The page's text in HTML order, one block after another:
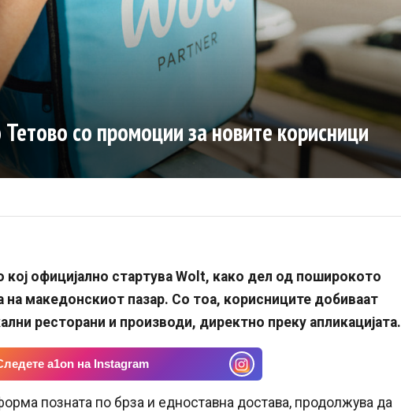
со промоции за новите корисници
кој официјално стартува Wolt, како дел од поширокото
македонскиот пазар. Со тоа, корисниците добиваат
ресторани и производи, директно преку апликацијата.
a1on на Instagram
позната по брза и едноставна достава, продолжува да